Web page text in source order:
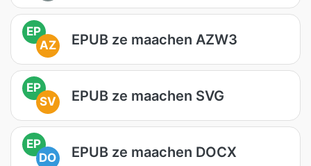
EP
AZ
EPUB ze maachen AZW3
EP
SV
EPUB ze maachen SVG
EP
DO
EPUB ze maachen DOCX